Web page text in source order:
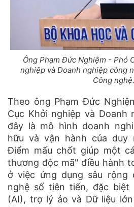
Ông Phạm Đức Nghiệm - Phó
nghiệp và Doanh nghiệp công
Công nghệ.
Theo ông Phạm Đức
Cục Khởi nghiệp và Doanh
đây là mô hình doanh
hữu và vận hành của duy
Điểm mấu chốt giúp một
thương độc mã" điều hành
ở việc ứng dụng sâu rộng
nghệ số tiên tiến, đặc biệt
(AI), trợ lý ảo và Dữ liệu